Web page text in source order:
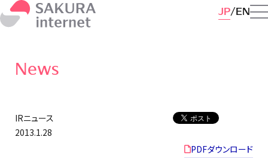
JP EN
News
IRニュース
2013.1.28
PDFダウンロード